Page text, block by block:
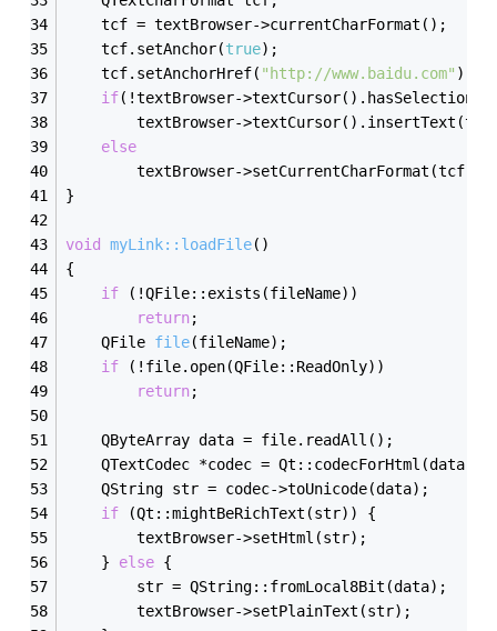
    tcf = textBrowser->currentCharFormat();
    tcf.setAnchor(
true);
    tcf.setAnchorHref(
"http://www.baidu.com" );
if(!textBrowser-
textBrowser-
else
        textBrowser->setCurrentCharFormat(tcf);
}
void myLink::loadFile()
{
if (!QFile::exists(fileName))
return;
QFile file(fileName) ;
if (!file.open(QFile::ReadOnly))
return;
    QByteArray data = file.readAll();
    QTextCodec *codec = Qt::codecForHtml(data);
    QString str = codec->toUnicode(data);
if (Qt::mightBeRichText(str)) {
        textBrowser->setHtml(str);
    }
else {
        str = QString::fromLocal8Bit(data);
        textBrowser->setPlainText(str);